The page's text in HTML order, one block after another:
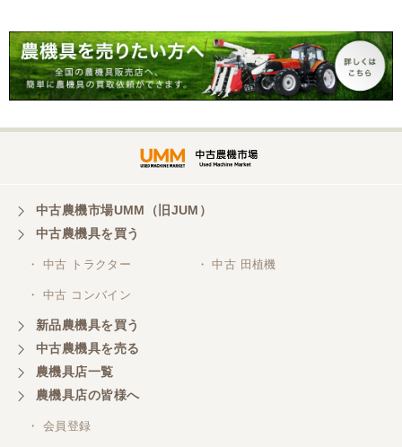
が、今後も農機具を買う際はのうき屋さんを利用し
ようと思います。
写真と現物が違いすぎる
三重県／谷本勝美
こちらの、対応も、よく、大変、満足、です。
三重県／谷本勝美
こちらの、対応、も、よくして、くれました。
た。
中古農機市場UMM（旧JUM）
中古農機具を買う
・ 中古 トラクター ・ 中古 田植機
・ 中古 コンバイン
新品農機具を買う
中古農機具を売る
農機具店一覧
農機具店の皆様へ
・ 会員登録